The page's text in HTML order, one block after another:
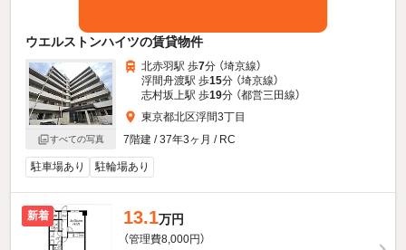
ウエルストンハイツの賃貸物件
すべての写真
北赤羽駅 歩7分 （埼京線）
浮間舟渡駅 歩15分 （埼京線）
志村坂上駅 歩19分 （都営三田線）
東京都北区浮間3丁目
7階建 / 37年3ヶ月 / RC
駐車場あり 駐輪場あり
新着 13.1万円
（管理費8,000円）